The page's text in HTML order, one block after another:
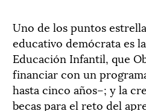
Uno de los puntos
educativo demócrata es
Educación Infantil, que
financiar con un
hasta cinco años–; y la
becas para el reto del